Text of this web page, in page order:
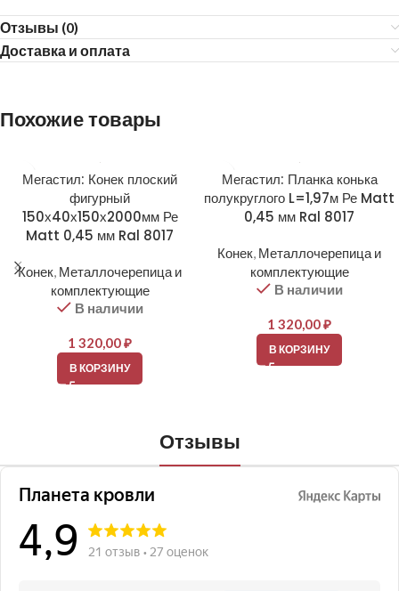
Отзывы (0)
Доставка и оплата
Похожие товары
Мегастил: Конек плоский
фигурный
150х40х150х2000мм Ре
Matt 0,45 мм Ral 8017
Конек, Металлочерепица и
комплектующие
В наличии
1 320,00₽
В КОРЗИНУ
Мегастил: Планка конька
полукруглого L=1,97м Ре Matt
0,45 мм Ral 8017
Конек, Металлочерепица и
комплектующие
В наличии
1 320,00₽
В КОРЗИНУ
Отзывы